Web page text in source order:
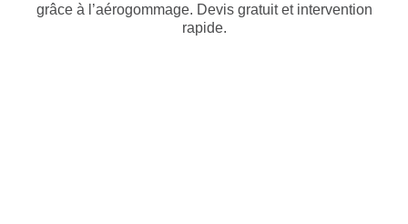
grâce à l’aérogommage. Devis gratuit et intervention
rapide.